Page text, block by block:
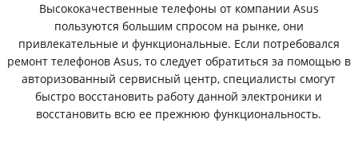
Высококачественные телефоны от компании Asus
пользуются большим спросом на рынке, они
привлекательные и функциональные. Если потребовался
ремонт телефонов Asus, то следует обратиться за помощью в
авторизованный сервисный центр, специалисты смогут
быстро восстановить работу данной электроники и
восстановить всю ее прежнюю функциональность.